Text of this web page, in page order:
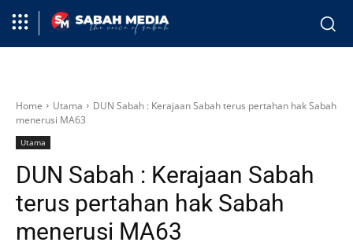
Home Utama
DUN Sabah : Kerajaan Sabah terus pertahan hak Sabah
menerusi MA63
Utama
DUN Sabah : Kerajaan Sabah
terus pertahan hak Sabah
menerusi MA63